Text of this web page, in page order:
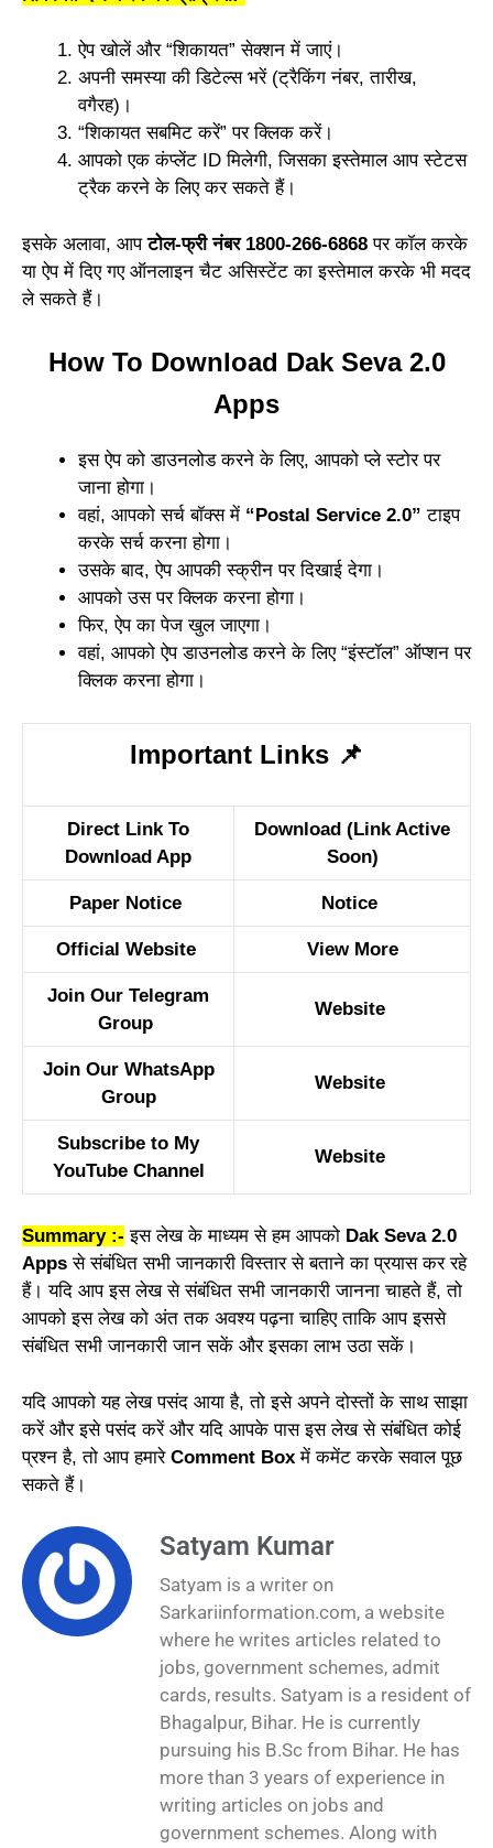
ऐप खोलें और “शिकायत” सेक्शन में जाएं।
अपनी समस्या की डिटेल्स भरें (ट्रैकिंग नंबर, तारीख,
वगैरह)।
“शिकायत सबमिट करें” पर क्लिक करें।
आपको एक कंप्लेंट ID मिलेगी, जिसका इस्तेमाल आप स्टेटस
ट्रैक करने के लिए कर सकते हैं।
इसके अलावा, आपटोल-फ्री नंबर 1800-266-6868 पर कॉल करके
या ऐप में दिए गए ऑनलाइन चैट असिस्टेंट का इस्तेमाल करके भी मदद
ले सकते हैं।
How To Download Dak Seva 2.0
Apps
इस ऐप को डाउनलोड करने के लिए, आपको प्ले स्टोर पर
जाना होगा।
वहां, आपको सर्च बॉक्स में “Postal Service 2.0” टाइप
करके सर्च करना होगा।
उसके बाद, ऐप आपकी स्क्रीन पर दिखाई देगा।
आपको उस पर क्लिक करना होगा।
फिर, ऐप का पेज खुल जाएगा।
वहां, आपको ऐप डाउनलोड करने के लिए “इंस्टॉल” ऑप्शन पर
क्लिक करना होगा।
Important Links 📌
Direct Link To
Download App
Download (Link Active
Soon)
Paper Notice Notice
Official Website View More
Join Our Telegram
Group
Website
Join Our WhatsApp
Group
Website
Subscribe to My
YouTube Channel
Website
Summary :- इस लेख के माध्यम से हम आपको Dak Seva 2.0
Apps से संबंधित सभी जानकारी विस्तार से बताने का प्रयास कर रहे
हैं। यदि आप इस लेख से संबंधित सभी जानकारी जानना चाहते हैं, तो
आपको इस लेख को अंत तक अवश्य पढ़ना चाहिए ताकि आप इससे
संबंधित सभी जानकारी जान सकें और इसका लाभ उठा सकें।
यदि आपको यह लेख पसंद आया है, तो इसे अपने दोस्तों के साथ साझा
करें और इसे पसंद करें और यदि आपके पास इस लेख से संबंधित कोई
प्रश्न है, तो आप हमारे Comment Box में कमेंट करके सवाल पूछ
सकते हैं।
Satyam Kumar
Satyam is a writer on
Sarkariinformation.com, a website
where he writes articles related to
jobs, government schemes, admit
cards, results. Satyam is a resident of
Bhagalpur, Bihar. He is currently
pursuing his B.Sc from Bihar. He has
more than 3 years of experience in
writing articles on jobs and
government schemes. Along with